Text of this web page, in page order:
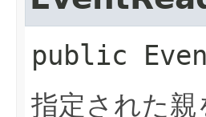
public
指定された